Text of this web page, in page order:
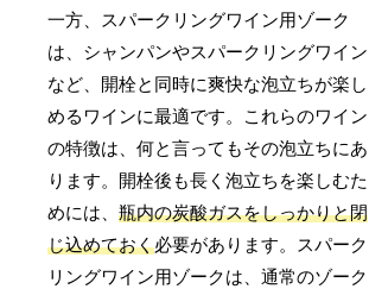
一方、スパークリングワイン用ゾーク
は、シャンパンやスパークリングワイン
など、開栓と同時に爽快な泡立ちが楽し
めるワインに最適です。これらのワイン
の特徴は、何と言ってもその泡立ちにあ
ります。開栓後も長く泡立ちを楽しむた
めには、瓶内の炭酸ガスをしっかりと閉
じ込めておく必要があります。スパーク
リングワイン用ゾークは、通常のゾーク